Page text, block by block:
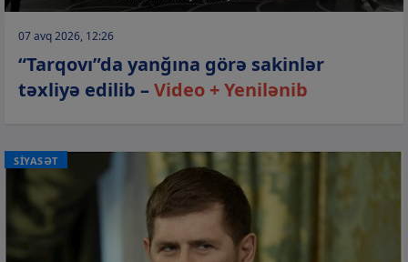
07 avq 2026, 12:26
“Tarqovı”da yanğına görə sakinlər
təxliyə edilib –Video + Yenilənib
SİYASƏT